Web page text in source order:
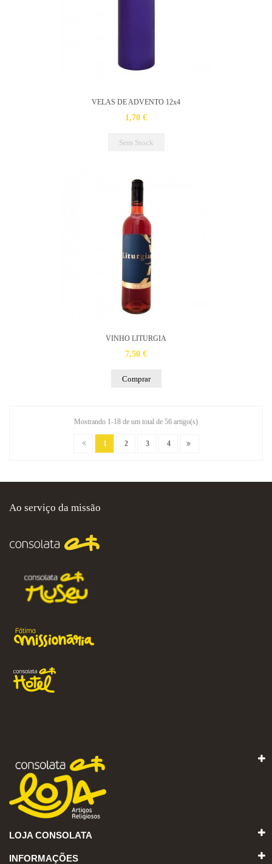
VELAS DE ADVENTO 12x4
1,70 €
Sem Stock
VINHO LITURGIA
7,50 €
Comprar
Mostrando 1-18 de um total de 56 artigo(s)
1 2 3 4
Ao serviço da missão
LOJA CONSOLATA
INFORMAÇÕES